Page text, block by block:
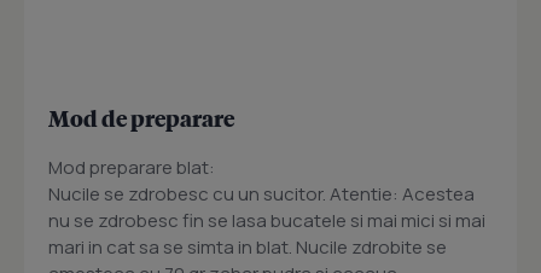
Mod de preparare
Mod preparare blat:
Nucile se zdrobesc cu un sucitor. Atentie: Acestea
nu se zdrobesc fin se lasa bucatele si mai mici si mai
mari in cat sa se simta in blat. Nucile zdrobite se